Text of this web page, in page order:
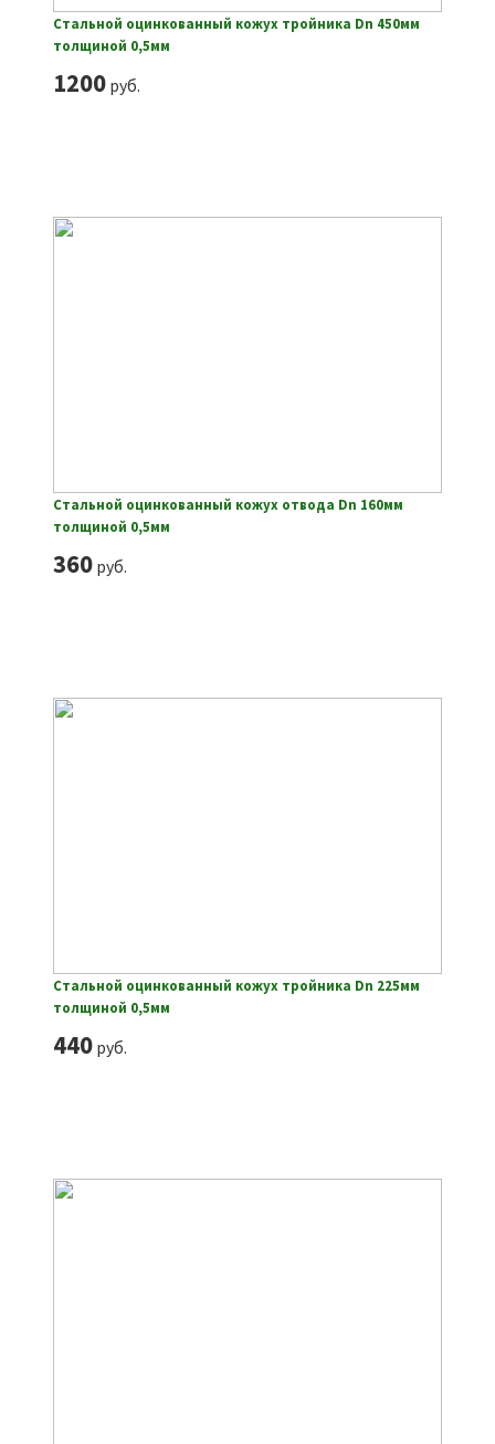
Стальной оцинкованный кожух тройника Dn 450мм
толщиной 0,5мм
1200руб.
Стальной оцинкованный кожух отвода Dn 160мм
толщиной 0,5мм
360руб.
Стальной оцинкованный кожух тройника Dn 225мм
толщиной 0,5мм
440руб.